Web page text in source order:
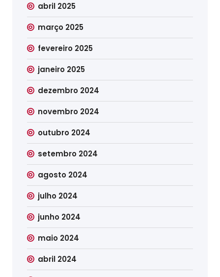
abril 2025
março 2025
fevereiro 2025
janeiro 2025
dezembro 2024
novembro 2024
outubro 2024
setembro 2024
agosto 2024
julho 2024
junho 2024
maio 2024
abril 2024